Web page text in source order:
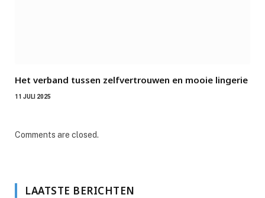
Het verband tussen zelfvertrouwen en mooie lingerie
11 JULI 2025
Comments are closed.
LAATSTE BERICHTEN